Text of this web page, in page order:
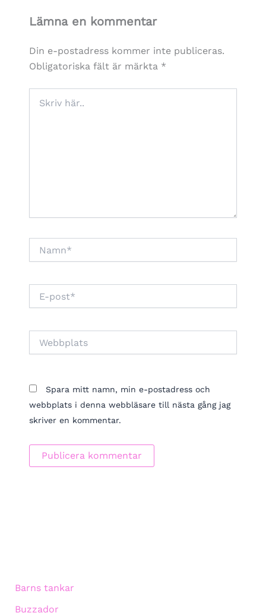
Lämna en kommentar
Din e-postadress kommer inte publiceras.
Obligatoriska fält är märkta *
här..
post*
Spara mitt namn, min e-postadress och
webbplats i denna webbläsare till nästa gång jag
skriver en kommentar.
Barns tankar
Buzzador